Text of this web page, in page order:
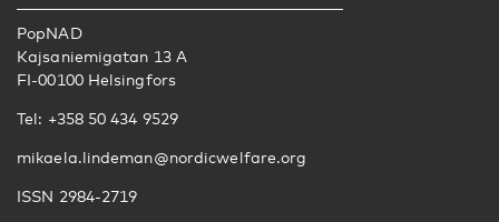
PopNAD
Kajsaniemigatan 13 A
FI-00100 Helsingfors
Tel: +358 50 434 9529
mikaela.lindeman@nordicwelfare.org
ISSN 2984-2719